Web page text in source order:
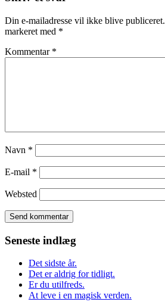
Din e-mailadresse vil ikke blive publiceret.
markeret med *
Kommentar *
Navn *
E-mail *
Websted
Seneste indlæg
Det sidste år.
Det er aldrig for tidligt.
Er du utilfreds.
At leve i en magisk verden.